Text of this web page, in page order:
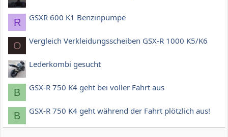
R GSXR 600 K1 Benzinpumpe
O Vergleich Verkleidungsscheiben GSX-R 1000 K5/K6
Lederkombi gesucht
B GSX-R 750 K4 geht bei voller Fahrt aus
B GSX-R 750 K4 geht während der Fahrt plötzlich aus!